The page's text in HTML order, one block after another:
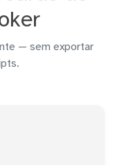
— sem exportar